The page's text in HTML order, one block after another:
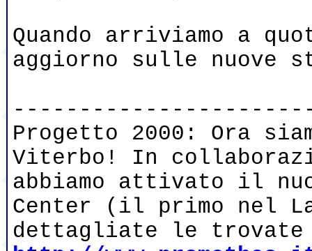
Quando arriviamo a
aggiorno sulle nuove
Progetto 2000: Ora
Viterbo! In
abbiamo attivato il
Center (il primo nel
dettagliate le